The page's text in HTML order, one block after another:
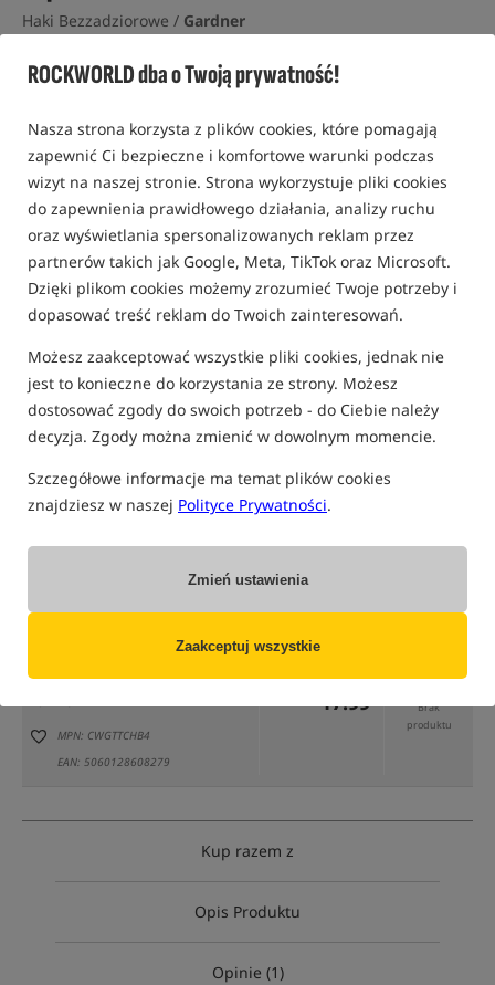
ROCKWORLD dba o Twoją prywatność!
Nasza strona korzysta z plików cookies, które pomagają
zapewnić Ci bezpieczne i komfortowe warunki podczas
wizyt na naszej stronie. Strona wykorzystuje pliki cookies
do zapewnienia prawidłowego działania, analizy ruchu
oraz wyświetlania spersonalizowanych reklam przez
partnerów takich jak Google, Meta, TikTok oraz Microsoft.
Dzięki plikom cookies możemy zrozumieć Twoje potrzeby i
dopasować treść reklam do Twoich zainteresowań.
Możesz zaakceptować wszystkie pliki cookies, jednak nie
jest to konieczne do korzystania ze strony. Możesz
dostosować zgody do swoich potrzeb - do Ciebie należy
decyzja. Zgody można zmienić w dowolnym momencie.
Szczegółowe informacje ma temat plików cookies
znajdziesz w naszej Polityce Prywatności.
Zmień ustawienia
Zaakceptuj wszystkie
Haki Bezzadziorowe / Gardner
1 opinia | ponad 30 osób kupiło ten produkt
(część opcji mogła zostać ukryta przez wybrany sposób filtrowania)
Cena PLN
rozmiar 4
MPN: CWGTTCHB4
EAN: 5060128608279
17.99
Brak
produktu
Kup razem z
Opis Produktu
Opinie (1)